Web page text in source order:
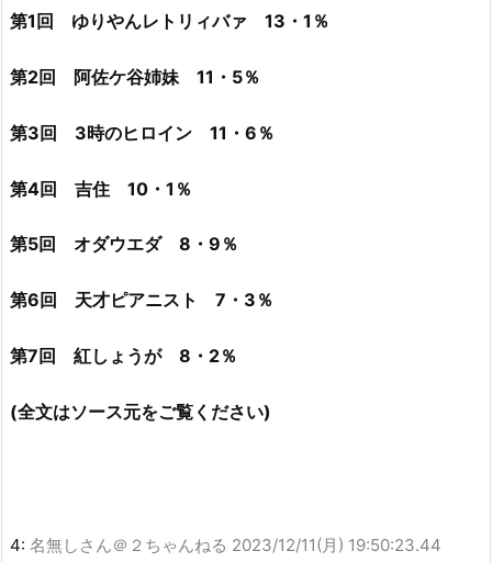
第1回 ゆりやんレトリィバァ 13・1％
第2回 阿佐ケ谷姉妹 11・5％
第3回 3時のヒロイン 11・6％
第4回 吉住 10・1％
第5回 オダウエダ 8・9％
第6回 天才ピアニスト 7・3％
第7回 紅しょうが 8・2％
(全文はソース元をご覧ください)
4: 名無しさん＠２ちゃんねる 2023/12/11(月) 19:50:23.44